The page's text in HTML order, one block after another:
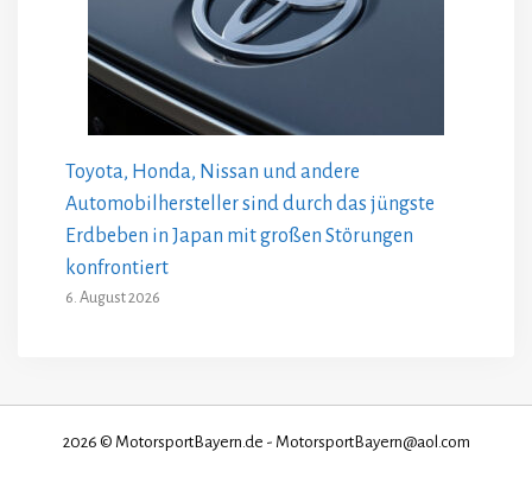
Toyota, Honda, Nissan und andere
Automobilhersteller sind durch das jüngste
Erdbeben in Japan mit großen Störungen
konfrontiert
6. August 2026
2026 © MotorsportBayern.de - MotorsportBayern@aol.com